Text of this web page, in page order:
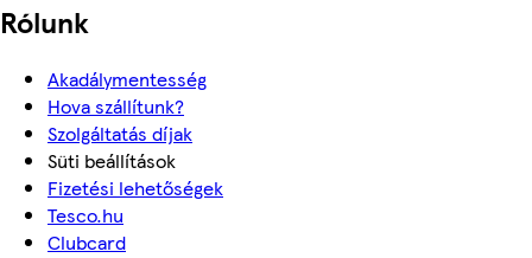
Rólunk
Akadálymentesség
Hova szállítunk?
Szolgáltatás díjak
Süti beállítások
Fizetési lehetőségek
Tesco.hu
Clubcard